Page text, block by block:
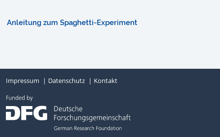
Anleitung zum Spaghetti-Experiment
Impressum Datenschutz Kontakt